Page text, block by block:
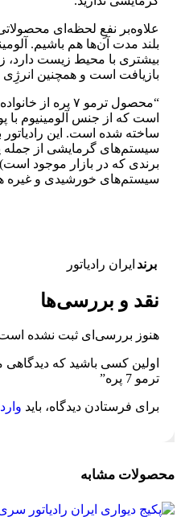
علاوه‌بر نفعِ لحظه‌ای
بلند مدت آن‌ها هم باشیم.
بازیافت است و همچنین
“محصول ترمو ۷ پره
است که از جنس آلومینیوم
ساخته شده است. این رادیاتور
سیستم‌های گرمایشی از جمله
برندی که در بازار موجود
سیستم‌های خورشیدی و غیره
برند ایران رادیاتور
نقد و بررسی‌ها
هنوز بررسی‌ای ثبت نشده
اولین کسی باشید که دیدگاهی
ترمو 7 پره”
برای فرستادن دیدگاه، باید
محصولات مشابه